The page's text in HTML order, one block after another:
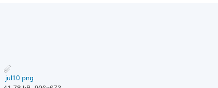
jul10.png